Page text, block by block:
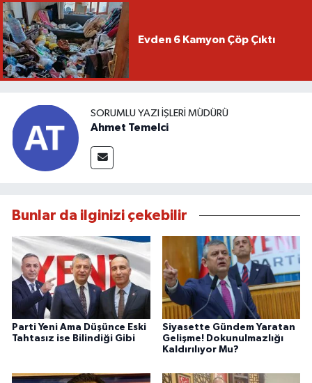
Evden 6 Kamyon Çöp Çıktı
SORUMLU YAZI İŞLERI MÜDÜRÜ
Ahmet Temelci
Bunlar da ilginizi çekebilir
Parti Yeni Ama Düşünce Eski
Tahtasız ise Bilindiği Gibi
Siyasette Gündem Yaratan
Gelişme! Dokunulmazlığı
Kaldırılıyor Mu?